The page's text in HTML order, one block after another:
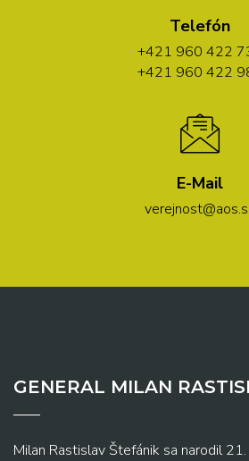
Telefón
+421 960 422
+421 960 422
E-Mail
GENERAL MILAN
Milan Rastislav Štefánik sa narodil